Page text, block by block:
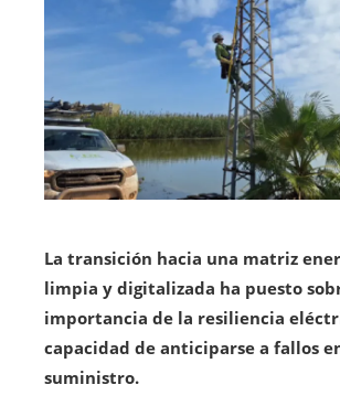
La transición hacia una matriz
limpia y digitalizada ha puesto
importancia de la resiliencia
capacidad de anticiparse a fallos
suministro.